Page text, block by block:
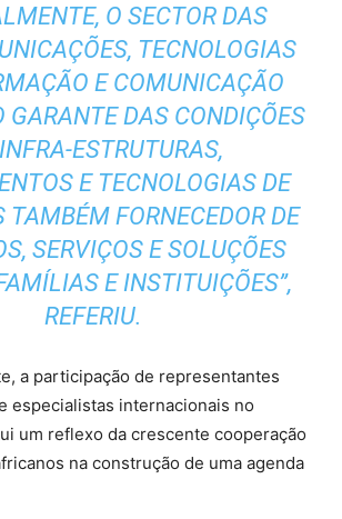
O SECTOR DAS
TECNOLOGIAS
E COMUNICAÇÃO
GARANTE DAS CONDIÇÕES
ESTRUTURAS,
E TECNOLOGIAS DE
TAMBÉM FORNECEDOR DE
SERVIÇOS E SOLUÇÕES
E INSTITUIÇÕES”,
REFERIU.
a participação de representantes
especialistas internacionais no
um reflexo da crescente cooperação
na construção de uma agenda